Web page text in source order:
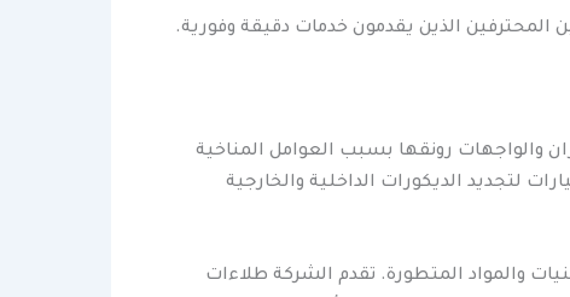
المحترفين الذين يقدمون خدمات دقيقة وفورية.
والواجهات رونقها بسبب العوامل المناخية
لتجديد الديكورات الداخلية والخارجية
والمواد المتطورة. تقدم الشركة طلاءات